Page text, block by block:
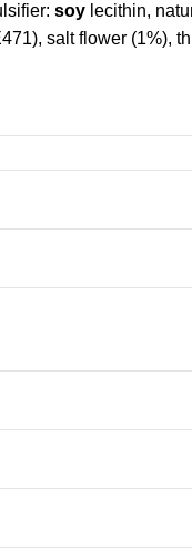
soy lecithin,
salt flower (1%),